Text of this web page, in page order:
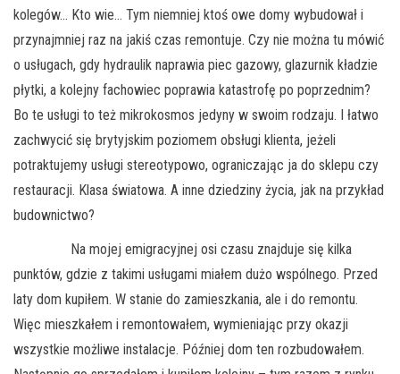
kolegów… Kto wie… Tym niemniej ktoś owe domy wybudował i
przynajmniej raz na jakiś czas remontuje. Czy nie można tu mówić
o usługach, gdy hydraulik naprawia piec gazowy, glazurnik kładzie
płytki, a kolejny fachowiec poprawia katastrofę po poprzednim?
Bo te usługi to też mikrokosmos jedyny w swoim rodzaju. I łatwo
zachwycić się brytyjskim poziomem obsługi klienta, jeżeli
potraktujemy usługi stereotypowo, ograniczając ja do sklepu czy
restauracji. Klasa światowa. A inne dziedziny życia, jak na przykład
budownictwo?
Na mojej emigracyjnej osi czasu znajduje się kilka
punktów, gdzie z takimi usługami miałem dużo wspólnego. Przed
laty dom kupiłem. W stanie do zamieszkania, ale i do remontu.
Więc mieszkałem i remontowałem, wymieniając przy okazji
wszystkie możliwe instalacje. Później dom ten rozbudowałem.